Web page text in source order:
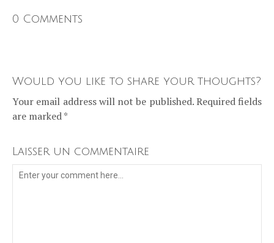
0 Comments
Would you like to share your thoughts?
Your email address will not be published. Required fields
are marked *
Laisser un commentaire